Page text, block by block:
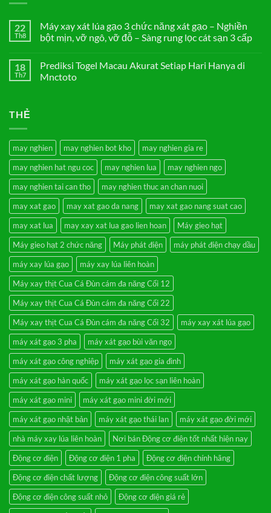
22
Th8
Máy xay xát lúa gạo 3 chức năng xát gạo – Nghiền
bột mịn, vỡ ngô, vỡ đỗ – Sàng rung lọc cát sạn 3 cấp
bình
luận
ở
năng
xát
gạo
–
Nghiền
bột
mịn,
vỡ
ngô,
vỡ
đỗ
–
Sàng
rung
lọc
cát
sạn
3
cấp
18
Th7
Prediksi Togel Macau Akurat Setiap Hari Hanya di
Mnctoto
Macau
Akurat
Setiap
Hari
Hanya
di
Mnctoto
THẺ
may nghien may nghien bot kho
may nghien gia re
may nghien hat ngu coc
may nghien lua
may nghien ngo
may nghien tai can tho
may nghien thuc an chan nuoi
may xat gao
may xat gao da nang
may xat gao nang suat cao
may xat lua
may xay xat lua gao lien hoan
Máy gieo hạt
Máy gieo hạt 2 chức năng
Máy phát điện
máy phát điện chạy dầu
máy xay lúa gạo
máy xay lúa liên hoàn
Máy xay thịt Cua Cá Đùn cám đa năng Cối 12
Máy xay thịt Cua Cá Đùn cám đa năng Cối 22
Máy xay thịt Cua Cá Đùn cám đa năng Cối 32
máy xay xát lúa gạo
máy xát gạo 3 pha
máy xát gạo bùi văn ngọ
máy xát gạo công nghiệp
máy xát gạo gia đình
máy xát gạo hàn quốc
máy xát gạo lọc sạn liên hoàn
máy xát gạo mini
máy xát gạo mini đời mới
máy xát gạo nhật bản
máy xát gạo thái lan
máy xát gạo đời mới
nhà máy xay lúa liên hoàn
Nơi bán Động cơ điện tốt nhất hiện nay
Động cơ điện
Động cơ điện 1 pha
Động cơ điện chính hãng
Động cơ điện chất lượng
Động cơ điện công suất lớn
Động cơ điện công suất nhỏ
Động cơ điện giá rẻ